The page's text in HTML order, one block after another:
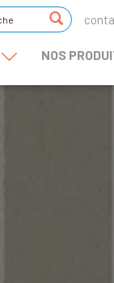
NOS